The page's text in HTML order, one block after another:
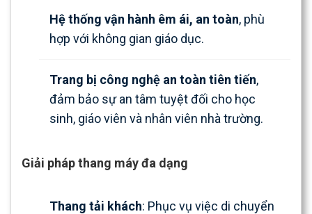
Hệ thống vận hành êm ái, an toàn, phù
hợp với không gian giáo dục.
Trang bị công nghệ an toàn tiên tiến,
đảm bảo sự an tâm tuyệt đối cho học
sinh, giáo viên và nhân viên nhà trường.
Giải pháp thang máy đa dạng
Thang tải khách: Phục vụ việc di chuyển